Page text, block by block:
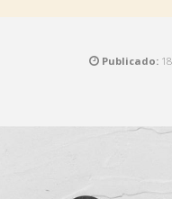
Publicado: